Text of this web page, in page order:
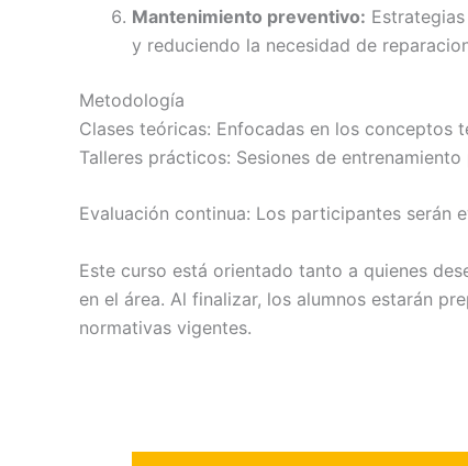
Mantenimiento preventivo:
y reduciendo la necesidad de
Metodología
Clases teóricas: Enfocadas en los conceptos
Talleres prácticos: Sesiones de
Evaluación continua: Los participantes serán
Este curso está orientado tanto a quienes
en el área. Al finalizar, los alumnos estarán
normativas vigentes.